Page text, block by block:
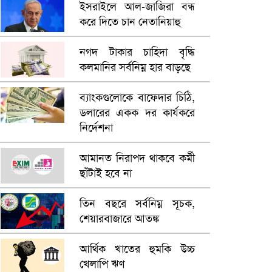
কারাগারে
ভারতে ভয়াবহ সড়ক দুর্ঘটনা,
নিহত ১৫
হলিউডে নতুন প্রেমের গুঞ্জন
ইসরাইলে আল-জাজিরা বন্ধ
করে দিতে চান নেতানিয়াহু
নগদ টাকার চাহিদা বৃদ্ধি
কলমানির সর্বনিম্ন হার বাড়ছে
ব্যাংকগুলোকে বাফেদার চিঠি,
ডলারের একক দর কার্যকরে
নির্দেশনা
আমানত নিরাপদ থাকবে কর্মী
ছাঁটাই হবে না
তিন বছরে সর্বনিম্ন সূচক,
শেয়ারবাজারে আতঙ্ক
আর্থিক খাতের হুমকি উচ্চ
খেলাপি ঋণ